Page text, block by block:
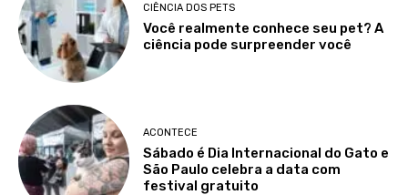
CIÊNCIA DOS PETS
Você realmente conhece seu pet? A
ciência pode surpreender você
ACONTECE
Sábado é Dia Internacional do Gato e
São Paulo celebra a data com
festival gratuito